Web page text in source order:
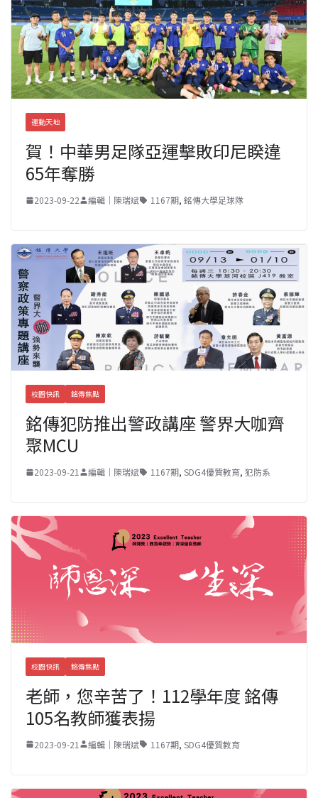
運動天地
賀！中華男足隊亞運擊敗印尼睽違
65年奪勝
2023-09-22 編輯｜陳瑞斌 1167期, 銘傳大學足球隊
校園快訊 銘傳焦點
銘傳犯防推出警政講座 警界大咖齊
聚MCU
2023-09-21 編輯｜陳瑞斌 1167期, SDG4優質教育, 犯防系
校園快訊 銘傳焦點
老師，您辛苦了！112學年度 銘傳
105名教師獲表揚
2023-09-21 編輯｜陳瑞斌 1167期, SDG4優質教育